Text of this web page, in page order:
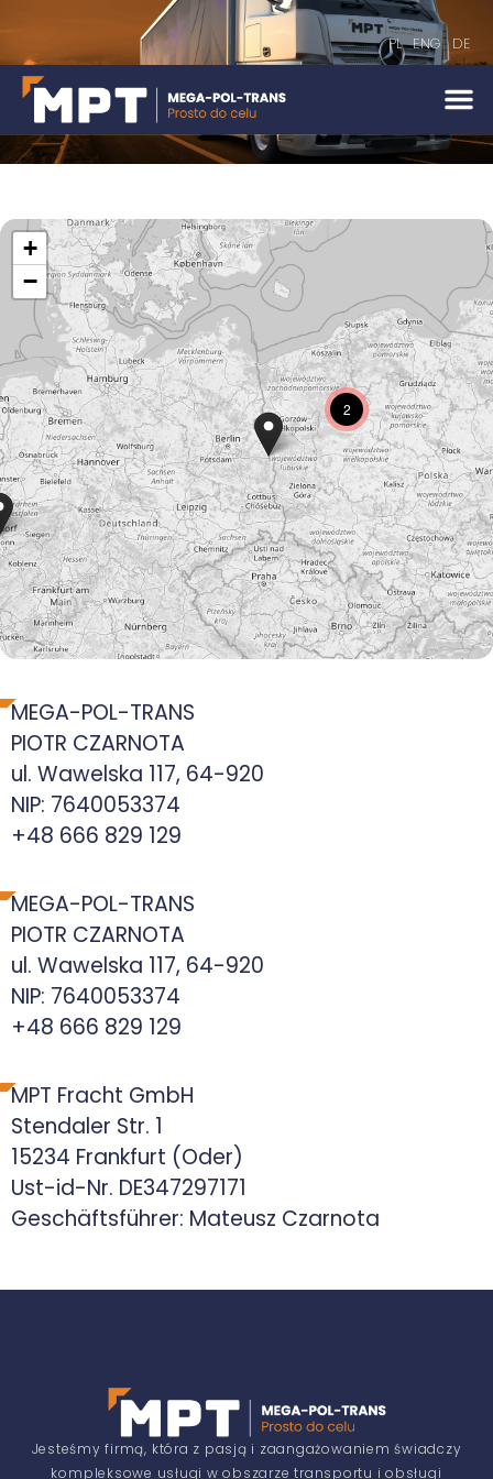
PL ENG DE
2
+
−
MEGA-POL-TRANS
PIOTR CZARNOTA
ul. Wawelska 117, 64-920
NIP: 7640053374
+48 666 829 129
MEGA-POL-TRANS
PIOTR CZARNOTA
ul. Wawelska 117, 64-920
NIP: 7640053374
+48 666 829 129
MPT Fracht GmbH
Stendaler Str. 1
15234 Frankfurt (Oder)
Ust-id-Nr. DE347297171
Geschäftsführer: Mateusz Czarnota
Jesteśmy firmą, która z pasją i zaangażowaniem świadczy
kompleksowe usługi w obszarze transportu i obsługi